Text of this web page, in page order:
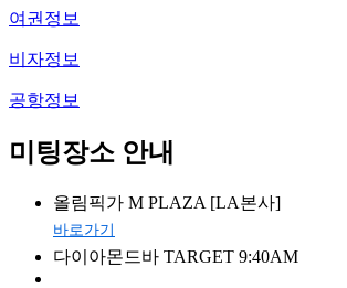
여권정보
비자정보
공항정보
미팅장소 안내
올림픽가 M PLAZA [LA본사]
바로가기
다이아몬드바 TARGET 9:40AM